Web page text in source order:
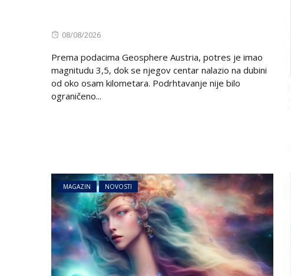
Posted
08/08/2026
Prema podacima Geosphere Austria, potres je imao
magnitudu 3,5, dok se njegov centar nalazio na dubini
od oko osam kilometara. Podrhtavanje nije bilo
ograničeno...
MAGAZIN NOVOSTI